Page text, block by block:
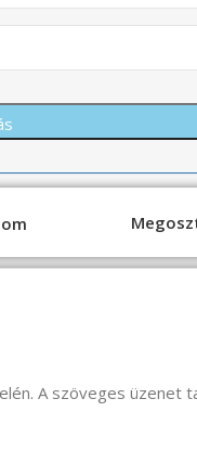
A szöveges üzenet